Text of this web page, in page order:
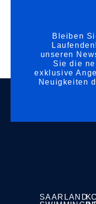
Bleiben
unseren
Sie die
exklusive
Neuigkeiten
SAARLAND